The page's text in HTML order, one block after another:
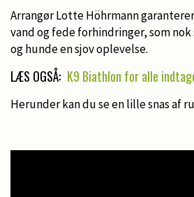
Arrangør Lotte Höhrmann
vand og fede forhindringer, som
og hunde en sjov oplevelse.
LÆS OGSÅ: K9 Biathlon for alle
Herunder kan du se en lille snas af